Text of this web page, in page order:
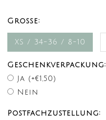
Große:
XS / 34-36 / 8-10
Geschenkverpackung:
Ja (+€1,50)
Nein
Postfachzustellung: